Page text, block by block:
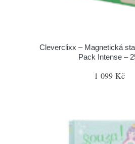
Cleverclixx – Magnetická
Pack Intense –
1 099 Kč